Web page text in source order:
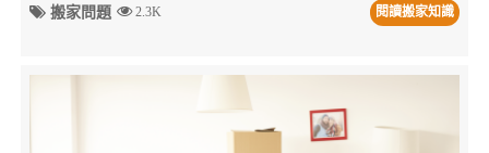
搬家問題 2.3K 閱讀搬家知識